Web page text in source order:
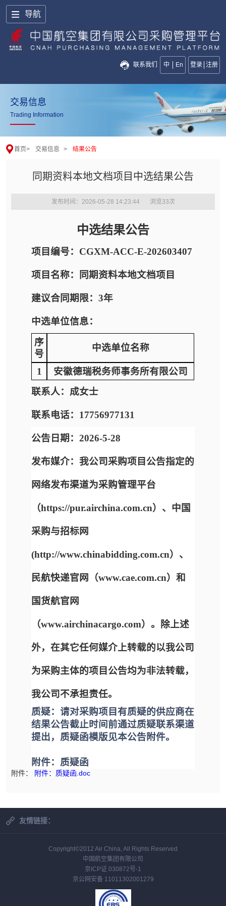
导航
联系我们 中 En 登录 注册
交易信息
Trading Information
首页> 交易信息 > 结果公告
同期资料本地文档项目中选结果公告
发布时间：2026-05-28 14:23:44 浏览33次
中选结果公告
项目编号：CGXM-ACC-E-202603407
项目名称：同期资料本地文档项目
建议合同期限：3年
中选单位信息：
序
号
中选单位名称
1
安徽德瑞税务师事务所有限公司
联系人：成女士
联系电话：17756977131
公告日期：2026-5-28
发布媒介：我公司采购项目公告指定的
网络发布渠道为采购管理平台
（https://pur.airchina.com.cn）、中国
采购与招标网
(http://www.chinabidding.com.cn）、
民航快递官网（www.cae.com.cn）和
国货航官网
（www.airchinacargo.com）。除上述
外，在其它任何媒介上转载的以我公司
为采购主体的项目公告均为非法转载，
我公司不承担责任。
质疑：请对采购项目有质疑的供应商在
结果公告截止时间前通过质疑联系渠道
提出，质疑函模版见本公告附件。
附件：质疑函
附件： 附件：质疑函.doc
友情链接：
Copyright©2012 Air China, All Rights Reserved
中国航空集团有限公司
京ICP证 030872号-1
京公网安备 11011302001279